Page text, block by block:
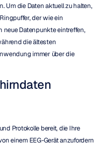
Um die Daten aktuell zu halten,
der wie ein
Datenpunkte eintreffen,
die ältesten
immer über die
Protokolle bereit, die Ihre
einem EEG-Gerät anzufordern